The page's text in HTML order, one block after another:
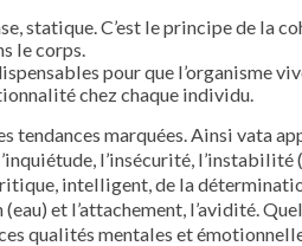
statique. C’est le principe de la
le corps.
pour que l’organisme
chez chaque individu.
tendances marquées. Ainsi vata
l’insécurité, l’instabilité
intelligent, de la
et l’attachement, l’avidité.
qualités mentales et